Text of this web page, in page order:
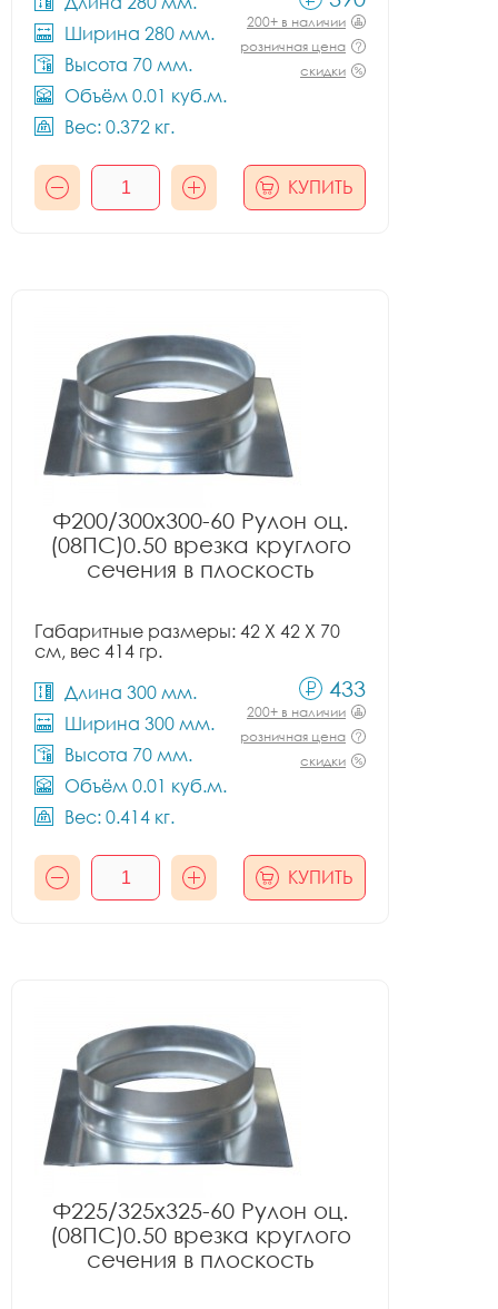
Ширина 280 мм.
Высота 70 мм.
Объём 0.01 куб.м.
Вес: 0.372 кг.
200+ в наличии
розничная цена
скидки
КУПИТЬ
Ф200/300x300-60 Рулон оц.
(08ПС)0.50 врезка круглого
сечения в плоскость
Габаритные размеры: 42 X 42 X 70
см, вес 414 гр.
Длина 300 мм.
Ширина 300 мм.
Высота 70 мм.
Объём 0.01 куб.м.
Вес: 0.414 кг.
433
200+ в наличии
розничная цена
скидки
КУПИТЬ
Ф225/325x325-60 Рулон оц.
(08ПС)0.50 врезка круглого
сечения в плоскость